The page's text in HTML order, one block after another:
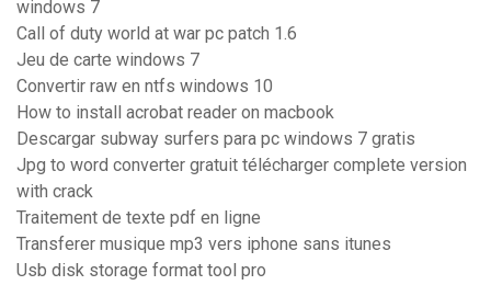
windows 7
Call of duty world at war pc patch 1.6
Jeu de carte windows 7
Convertir raw en ntfs windows 10
How to install acrobat reader on macbook
Descargar subway surfers para pc windows 7 gratis
Jpg to word converter gratuit télécharger complete version
with crack
Traitement de texte pdf en ligne
Transferer musique mp3 vers iphone sans itunes
Usb disk storage format tool pro